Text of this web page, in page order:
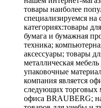
товары наиболее
специализируемся
категориях:товары
бумага и бумажная
техника;
аксессуары; товары
металлическая
упаковочные
компания является
следующих торговых
офиса BRAUBERG;